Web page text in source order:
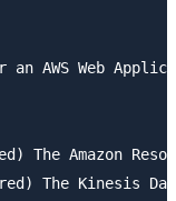
an AWS Web
The Amazon
The Kinesis